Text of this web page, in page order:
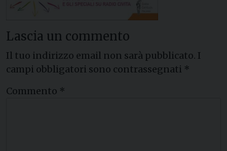
Lascia un commento
Il tuo indirizzo email non sarà pubblicato. I
campi obbligatori sono contrassegnati *
Commento *